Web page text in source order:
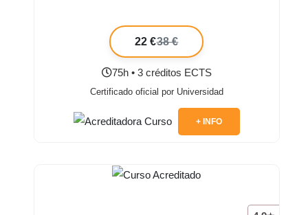
22 €38 €
75h • 3 créditos ECTS
Certificado oficial por Universidad
+ INFO